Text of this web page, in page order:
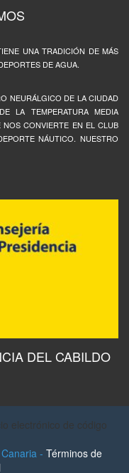
UNA TRADICIÓN DE MÁS
DE AGUA.
NEURÁLGICO DE LA CIUDAD
LA TEMPERATURA MEDIA
CONVIERTE EN EL CLUB
NÁUTICO. NUESTRO
DEL CABILDO
electrónico de código
- Términos de